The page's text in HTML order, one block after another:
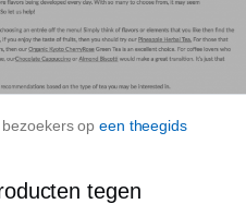
bezoekers opeen theegids
tegen